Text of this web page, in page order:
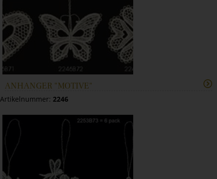
ANHÄNGER "MOTIVE"
Artikelnummer: 2246